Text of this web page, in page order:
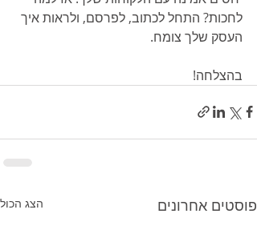
לחכות? התחל לכתוב, לפרסם, ולראות איך
העסק שלך צומח.
בהצלחה!
פוסטים אחרונים הצג הכול